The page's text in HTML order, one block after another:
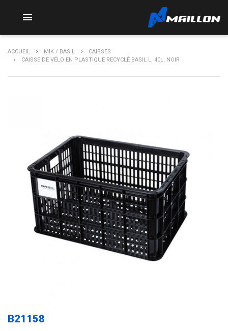

ACCUEIL MIK / BASIL
CAISSES
CAISSE DE VÉLO EN PLASTIQUE RECYCLÉ BASIL L, 40L, NOIR
B21158